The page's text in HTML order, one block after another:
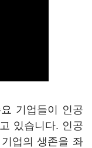
기업들이 인공
있습니다. 인공
업의 생존을 좌